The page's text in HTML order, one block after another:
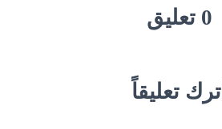
0 تعليق
اترك تعليقاً